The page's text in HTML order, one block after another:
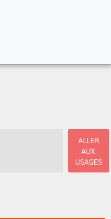
ALLER
AUX
USAGES